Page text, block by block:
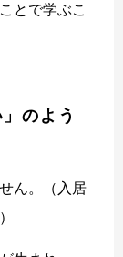
とで学ぶこ
のよう
ん。（入居